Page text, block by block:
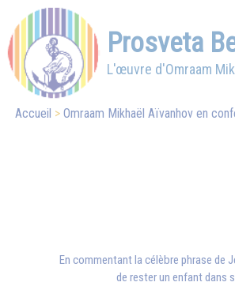
Prosveta
L'œuvre d'Omraam
Accueil Omraam Mikhaël Aïvanhov en
En commentant la célèbre phrase de
de rester un enfant dans